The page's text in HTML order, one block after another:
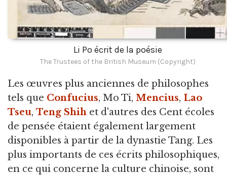
Li Po écrit de la poésie
The Trustees of the British Museum (Copyright)
Les œuvres plus anciennes de philosophes
tels que Confucius, Mo Ti, Mencius, Lao
Tseu, Teng Shih et d'autres des Cent écoles
de pensée étaient également largement
disponibles à partir de la dynastie Tang. Les
plus importants de ces écrits philosophiques,
en ce qui concerne la culture chinoise, sont